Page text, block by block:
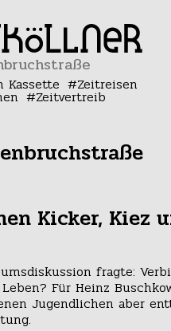
Kassette Zeitreisen
Zeitvertreib
Kicker, Kiez
fragte:
Für Heinz
Jugendlichen aber